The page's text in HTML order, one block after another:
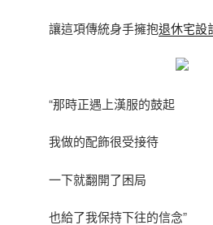
讓這項傳統身手擁抱退休宅設
“那時正遇上漢服的鼓起
我做的配飾很受接待
一下就翻開了困局
也給了我保持下往的信念”